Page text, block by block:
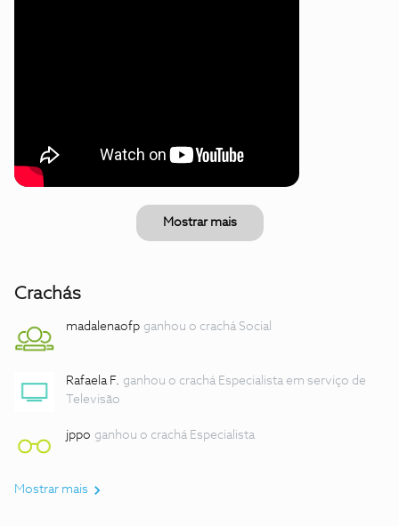
Mostrar mais
Crachás
madalenaofp ganhou o crachá Social
Rafaela F. ganhou o crachá Especialista em serviço de
Televisão
jppo ganhou o crachá Especialista
Mostrar mais